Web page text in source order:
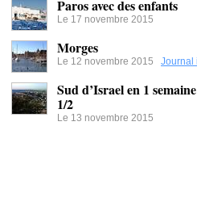
Paros avec des enfants
Le 17 novembre 2015
Morges
Le 12 novembre 2015 Journal
Sud d’Israel en 1
1/2
Le 13 novembre 2015